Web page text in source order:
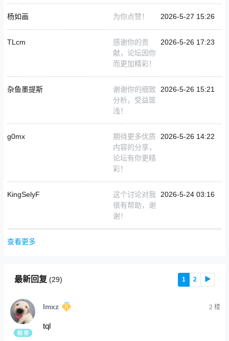
杨如画 为你点赞！ 2026-5-27 15:26
TLcm
感谢你的贡
献，论坛因你
而更加精彩！
2026-5-26 17:23
杂鱼墨提斯
谢谢你的细致
分析，受益匪
浅！
2026-5-26 15:21
g0mx
期待更多优质
内容的分享，
论坛有你更精
彩！
2026-5-26 14:22
KingSelyF
这个讨论对我
很有帮助，谢
谢！
2026-5-24 03:16
查看更多
最新回复 (29) 1 2 ▶
Imxz 2 楼
tql